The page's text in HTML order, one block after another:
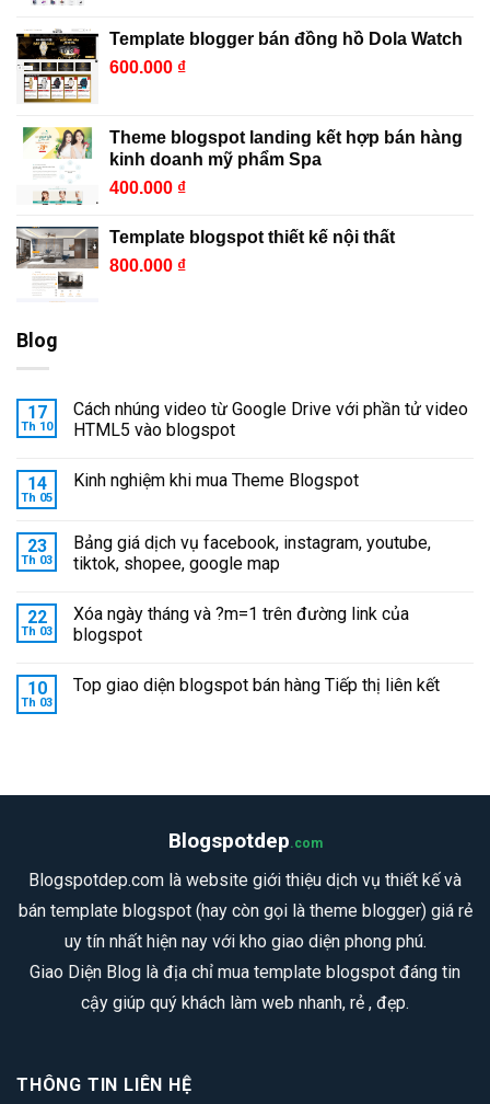
Template blogger bán đồng hồ Dola Watch
600.000 ₫
Theme blogspot landing kết hợp bán hàng
kinh doanh mỹ phẩm Spa
400.000 ₫
Template blogspot thiết kế nội thất
800.000 ₫
Blog
17
Th 10
Cách nhúng video từ Google Drive với phần tử video
HTML5 vào blogspot
14
Th 05
Kinh nghiệm khi mua Theme Blogspot
23
Th 03
Bảng giá dịch vụ facebook, instagram, youtube,
tiktok, shopee, google map
22
Th 03
Xóa ngày tháng và ?m=1 trên đường link của
blogspot
10
Th 03
Top giao diện blogspot bán hàng Tiếp thị liên kết
Blogspotdep.com
Blogspotdep.com là website giới thiệu dịch vụ thiết kế và
bán template blogspot (hay còn gọi là theme blogger) giá rẻ
uy tín nhất hiện nay với kho giao diện phong phú.
Giao Diện Blog là địa chỉ mua template blogspot đáng tin
cậy giúp quý khách làm web nhanh, rẻ , đẹp.
THÔNG TIN LIÊN HỆ